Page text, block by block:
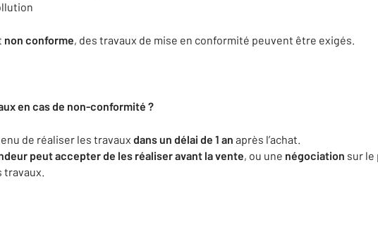
non conforme, des travaux de mise en conformité peuvent être exigés.
en cas de non-conformité ?
de réaliser les travaux dans un délai de 1 an après l’achat.
peut accepter de les réaliser avant la vente, ou une négociation sur le
travaux.